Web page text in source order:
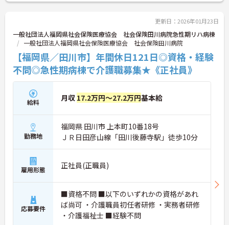
更新日：2026年01月23日
一般社団法人福岡県社会保険医療協会 社会保険田川病院急性期リハ病棟
一般社団法人福岡県社会保険医療協会 社会保険田川病院
【福岡県／田川市】年間休日121日◎資格・経験
不問◎急性期病棟で介護職募集★《正社員》
給料 月収 17.2万円～27.2万円基本給
勤務地
福岡県 田川市 上本町10番18号
ＪＲ日田彦山線「田川後藤寺駅」徒歩10分
雇用形態 正社員(正職員)
応募要件
■資格不問 ■以下のいずれかの資格があれ
ば尚可 ・介護職員初任者研修 ・実務者研修
・介護福祉士 ■経験不問